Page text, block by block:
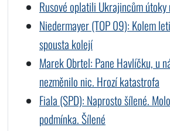
Rusové oplatili Ukrajincům útoky
Niedermayer (TOP 09): Kolem
spousta kolejí
Marek Obrtel: Pane Havlíčku, u
nezměnilo nic. Hrozí katastrofa
Fiala (SPD): Naprosto šílené.
podmínka. Šílené